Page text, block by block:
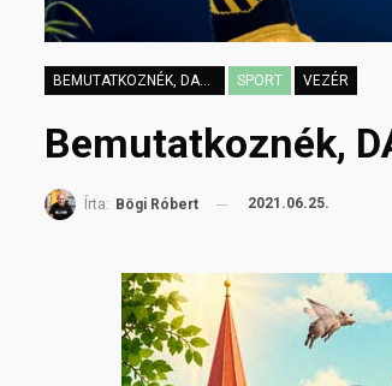
BEMUTATKOZNÉK, DAC-SZURKOLÓ VAGYOK SPORT VEZÉR
Bemutatkoznék,
Írta: Bögi Róbert 2021.06.25.